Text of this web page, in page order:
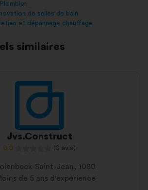
Plombier
de salles de bain
et dépannage chauffage
similaires
Jvs.Construct
0,0 (0 avis)
Saint-Jean, 1080
de 5 ans d'expérience